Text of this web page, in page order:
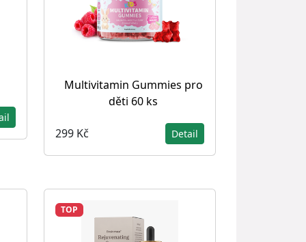
Multivitamin Gummies pro
děti 60 ks
299 Kč Detail
TOP